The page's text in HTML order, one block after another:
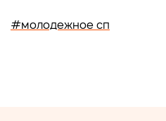
#молодежное сп